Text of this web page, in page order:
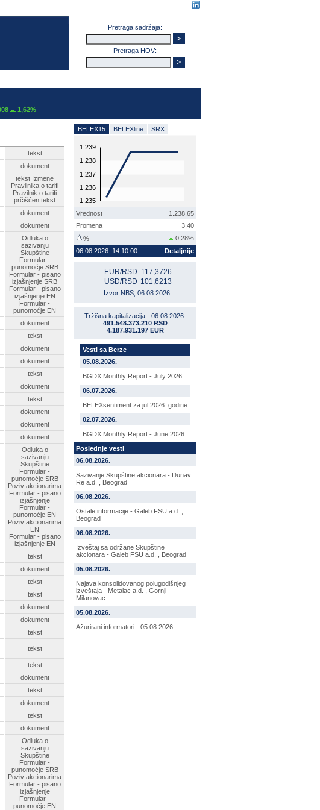
Pretraga sadržaja:
Pretraga HOV:
1,62%
tekst
dokument
tekst Izmene
Pravilnika o tarifi
Pravilnik o tarifi
prčišćen tekst
dokument
dokument
Odluka o
sazivanju
Skupštine
Formular -
punomoćje SRB
Formular - pisano
izjašnjenje SRB
Formular - pisano
izjašnjenje EN
Formular -
punomoćje EN
dokument
tekst
dokument
dokument
tekst
dokument
tekst
dokument
dokument
dokument
Odluka o
sazivanju
Skupštine
Formular -
punomoćje SRB
Poziv akcionarima
Formular - pisano
izjašnjenje
Formular -
punomoćje EN
Poziv akcionarima
EN
Formular - pisano
izjašnjenje EN
tekst
dokument
tekst
tekst
dokument
dokument
tekst
tekst
tekst
dokument
tekst
dokument
tekst
dokument
Odluka o
sazivanju
Skupštine
Formular -
punomoćje SRB
Poziv akcionarima
Formular - pisano
izjašnjenje
Formular -
punomoćje EN
BELEX15 BELEXline SRX
1.235
1.236
1.237
1.238
1.239
Vrednost
1.238,65
Promena
3,40
%
0,28%
06.08.2026. 14:10:00
Detaljnije
EUR/RSD 117,3726
USD/RSD 101,6213
Izvor NBS, 06.08.2026.
Tržišna kapitalizacija - 06.08.2026.
491.548.373.210 RSD
4.187.931.197 EUR
Vesti sa Berze
05.08.2026.
BGDX Monthly Report - July 2026
06.07.2026.
BELEXsentiment za jul 2026. godine
02.07.2026.
BGDX Monthly Report - June 2026
Poslednje vesti
06.08.2026.
Sazivanje Skupštine akcionara - Dunav
Re a.d. , Beograd
06.08.2026.
Ostale informacije - Galeb FSU a.d. ,
Beograd
06.08.2026.
Izveštaj sa održane Skupštine
akcionara - Galeb FSU a.d. , Beograd
05.08.2026.
Najava konsolidovanog polugodišnjeg
izveštaja - Metalac a.d. , Gornji
Milanovac
05.08.2026.
Ažurirani informatori - 05.08.2026